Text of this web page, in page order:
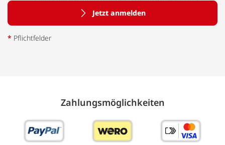
Jetzt anmelden
* Pflichtfelder
Zahlungs­möglich­keiten